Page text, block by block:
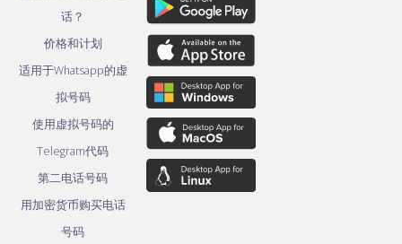
话？
价格和计划
适用于Whatsapp的虚
拟号码
使用虚拟号码的
Telegram代码
第二电话号码
用加密货币购买电话
号码